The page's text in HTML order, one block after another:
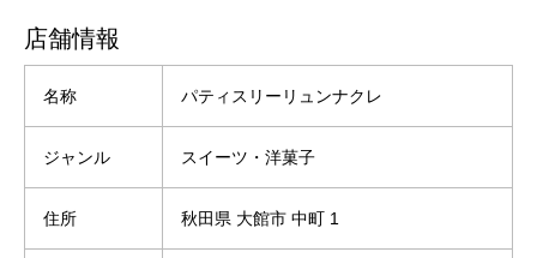
店舗情報
名称 パティスリーリュンナクレ
ジャンル スイーツ・洋菓子
住所 秋田県 大館市 中町 1